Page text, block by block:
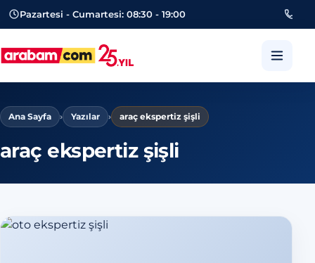
Pazartesi - Cumartesi: 08:30 - 19:00
arabam.com Güngören oto
Ana Sayfa › Yazılar › araç ekspertiz şişli
araç ekspertiz şişli